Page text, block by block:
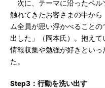
次に、テーマに沿ったペル
触れてきたお客さまの中か
ム全員が思い浮かべること
出した」（岡本氏）。抱えて
情報収集や勉強が好きとい
た。
Step3：行動を洗い出す